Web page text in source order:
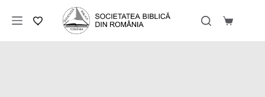
conținut
Coș